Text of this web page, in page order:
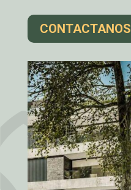
CONTACTANOS